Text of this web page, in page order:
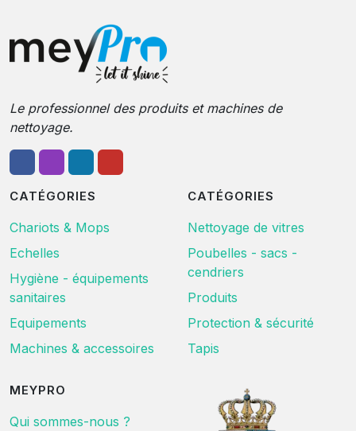
Le professionnel des produits et machines de
nettoyage.
CATÉGORIES
Chariots & Mops
Echelles
Hygiène - équipements
sanitaires
Equipements
Machines & accessoires
CATÉGORIES
Nettoyage de vitres
Poubelles - sacs -
cendriers
Produits
Protection & sécurité
Tapis
MEYPRO
Qui sommes-nous ?